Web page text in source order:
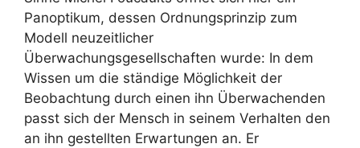
Panoptikum, dessen Ordnungsprinzip zum
Modell neuzeitlicher
Überwachungsgesellschaften wurde: In dem
Wissen um die ständige Möglichkeit der
Beobachtung durch einen ihn Überwachenden
passt sich der Mensch in seinem Verhalten den
an ihn gestellten Erwartungen an. Er